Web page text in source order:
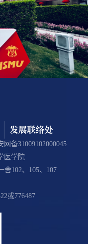
备31009102000045
医学院
舍102、105、107
或776487